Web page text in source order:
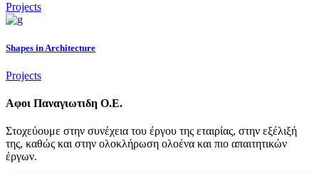
Projects
Shapes in Architecture
Projects
Αφοι Παναγιωτιδη Ο.Ε.
Στοχεύουμε στην συνέχεια του έργου της εταιρίας, στην εξέλιξή
της, καθώς και στην ολοκλήρωση ολοένα και πιο απαιτητικών
έργων.